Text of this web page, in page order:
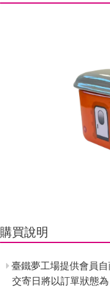
購買說明
臺鐵夢工場提供會員
交寄日將以訂單狀態